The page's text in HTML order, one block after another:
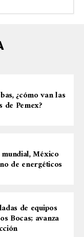
¿cómo van las
Pemex?
México
de energéticos
de equipos
Bocas; avanza